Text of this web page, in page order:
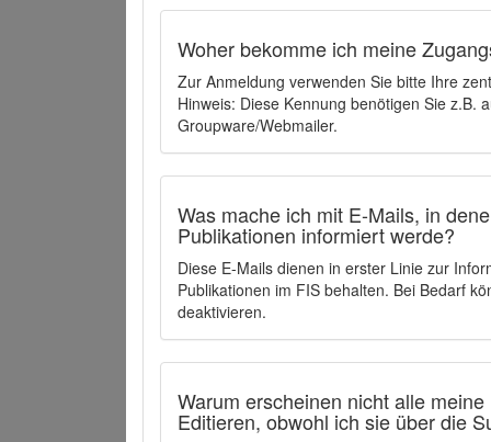
Woher bekomme ich meine
Zur Anmeldung verwenden Sie bitte Ihre
Hinweis: Diese Kennung benötigen Sie z.B.
Groupware/Webmailer.
Was mache ich mit E-Mails, in
Publikationen informiert werde?
Diese E-Mails dienen in erster Linie zur
Publikationen im FIS behalten. Bei Bedarf
deaktivieren.
Warum erscheinen nicht alle
Editieren, obwohl ich sie über die